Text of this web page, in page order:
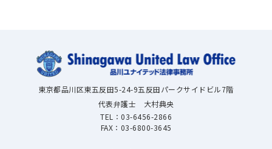
東京都品川区東五反田5-24-9五反田パークサイドビル7階
代表弁護士 大村典央
TEL： 03-6456-2866
FAX：03-6800-3645